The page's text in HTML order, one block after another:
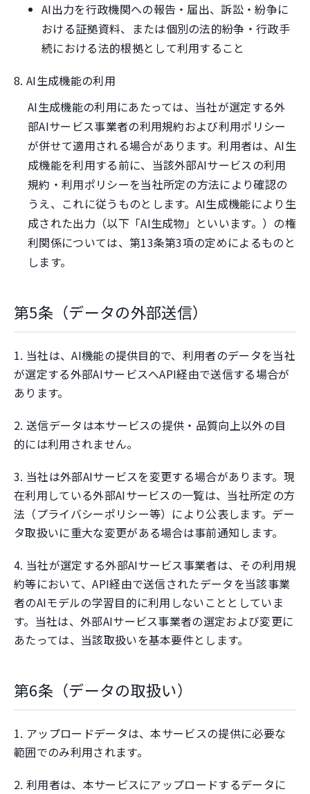
AI出力を行政機関への報告・届出、訴訟・紛争に
おける証拠資料、または個別の法的紛争・行政手
続における法的根拠として利用すること
8. AI生成機能の利用
AI生成機能の利用にあたっては、当社が選定する外
部AIサービス事業者の利用規約および利用ポリシー
が併せて適用される場合があります。利用者は、AI生
成機能を利用する前に、当該外部AIサービスの利用
規約・利用ポリシーを当社所定の方法により確認の
うえ、これに従うものとします。AI生成機能により生
成された出力（以下「AI生成物」といいます。）の権
利関係については、第13条第3項の定めによるものと
します。
第5条（データの外部送信）
1. 当社は、AI機能の提供目的で、利用者のデータを当社
が選定する外部AIサービスへAPI経由で送信する場合が
あります。
2. 送信データは本サービスの提供・品質向上以外の目
的には利用されません。
3. 当社は外部AIサービスを変更する場合があります。現
在利用している外部AIサービスの一覧は、当社所定の方
法（プライバシーポリシー等）により公表します。デー
タ取扱いに重大な変更がある場合は事前通知します。
4. 当社が選定する外部AIサービス事業者は、その利用規
約等において、API経由で送信されたデータを当該事業
者のAIモデルの学習目的に利用しないこととしていま
す。当社は、外部AIサービス事業者の選定および変更に
あたっては、当該取扱いを基本要件とします。
第6条（データの取扱い）
1. アップロードデータは、本サービスの提供に必要な
範囲でのみ利用されます。
2. 利用者は、本サービスにアップロードするデータに